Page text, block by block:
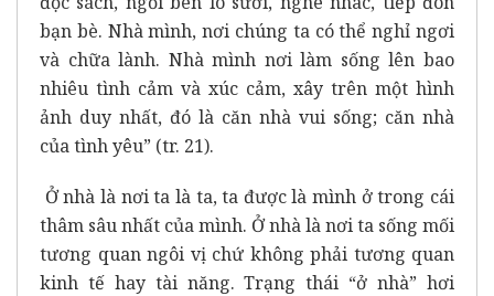
bạn bè. Nhà mình, nơi chúng ta có thể nghỉ ngơi
và chữa lành. Nhà mình nơi làm sống lên bao
nhiêu tình cảm và xúc cảm, xây trên một hình
ảnh duy nhất, đó là căn nhà vui sống; căn nhà
của tình yêu” (tr. 21).
Ở nhà là nơi ta là ta, ta được là mình ở trong cái
thâm sâu nhất của mình. Ở nhà là nơi ta sống mối
tương quan ngôi vị chứ không phải tương quan
kinh tế hay tài năng. Trạng thái “ở nhà” hơi